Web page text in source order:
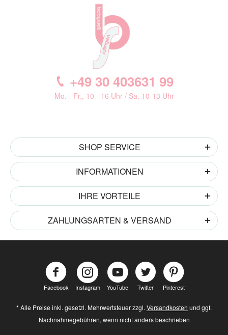
+49 30 403631 99
Mo. - Fr., 10 - 16 Uhr / Sa. 10-13 Uhr
SHOP SERVICE
INFORMATIONEN
IHRE VORTEILE
ZAHLUNGSARTEN & VERSAND
Facebook Instagram YouTube Twitter Pinterest
* Alle Preise inkl. gesetzl. Mehrwertsteuer zzgl. Versandkosten und ggf.
Nachnahmegebühren, wenn nicht anders beschrieben